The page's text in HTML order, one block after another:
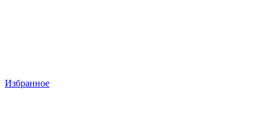
Избранное